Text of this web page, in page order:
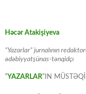
Həcər Atakişiyeva
“Yazarlar” jurnalının
ədəbiyyatşünas-tənqidçı
“YAZARLAR“IN